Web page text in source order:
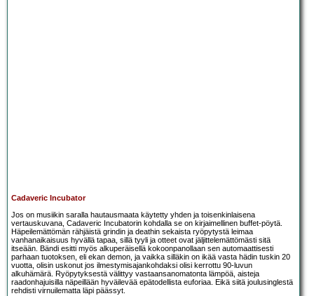
Cadaveric Incubator
Jos on musiikin saralla hautausmaata käytetty yhden ja toisenkinlaisena
vertauskuvana, Cadaveric Incubatorin kohdalla se on kirjaimellinen buffet-pöytä.
Häpeilemättömän rähjäistä grindin ja deathin sekaista ryöpytystä leimaa
vanhanaikaisuus hyvällä tapaa, sillä tyyli ja otteet ovat jäljittelemättömästi sitä
itseään. Bändi esitti myös alkuperäisellä kokoonpanollaan sen automaattisesti
parhaan tuotoksen, eli ekan demon, ja vaikka silläkin on ikää vasta hädin tuskin 20
vuotta, olisin uskonut jos ilmestymisajankohdaksi olisi kerrottu 90-luvun
alkuhämärä. Ryöpytyksestä välittyy vastaansanomatonta lämpöä, aisteja
raadonhajuisilla näpeillään hyväilevää epätodellista euforiaa. Eikä siitä joulusinglestä
rehdisti virnuilematta läpi päässyt.